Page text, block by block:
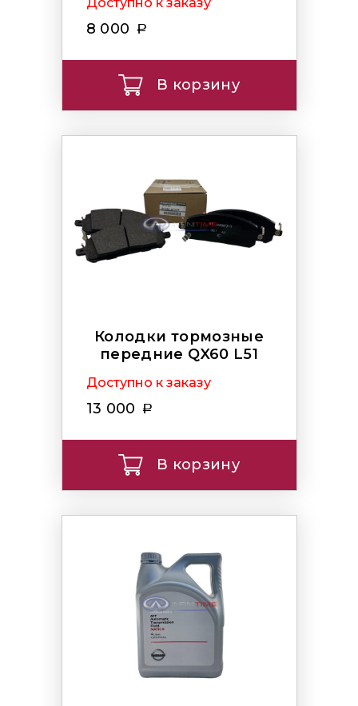
8 000
В корзину
Колодки тормозные
передние QX60 L51
Доступно к заказу
13 000
В корзину